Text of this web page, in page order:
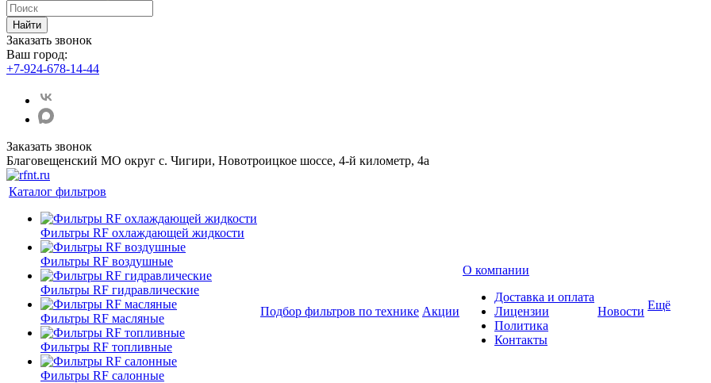
Найти
Заказать звонок
Ваш город:
+7-924-678-14-44‬
Заказать звонок
Благовещенский МО округ с. Чигири, Новотроицкое шоссе, 4-й километр, 4а
Каталог фильтров
Фильтры RF охлаждающей жидкости
Фильтры RF воздушные
Фильтры RF гидравлические
Фильтры RF масляные
Фильтры RF топливные
Фильтры RF салонные
Подбор фильтров по технике Акции
О компании
Доставка и оплата
Лицензии
Политика
Контакты
Новости Ещё